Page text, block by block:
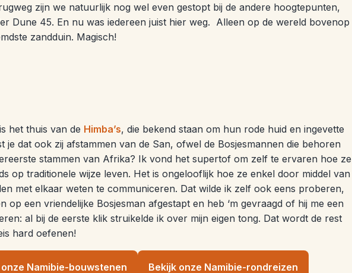
zijn we natuurlijk nog wel even gestopt bij de andere hoogtepunten,
Dune 45. En nu was iedereen juist hier weg. Alleen op de wereld bovenop
zandduin. Magisch!
het thuis van de Himba’s, die bekend staan om hun rode huid en ingevette
je dat ook zij afstammen van de San, ofwel de Bosjesmannen die behoren
stammen van Afrika? Ik vond het supertof om zelf te ervaren hoe ze
op traditionele wijze leven. Het is ongelooflijk hoe ze enkel door middel van
met elkaar weten te communiceren. Dat wilde ik zelf ook eens proberen,
op een vriendelijke Bosjesman afgestapt en heb ‘m gevraagd of hij me een
al bij de eerste klik struikelde ik over mijn eigen tong. Dat wordt de rest
hard oefenen!
Namibie-bouwstenen Bekijk onze Namibie-rondreizen